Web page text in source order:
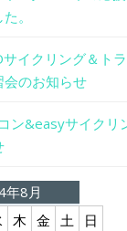
。
イクリング＆ト
会のお知らせ
ン&easyサイクリ
年8月
木 金 土 日